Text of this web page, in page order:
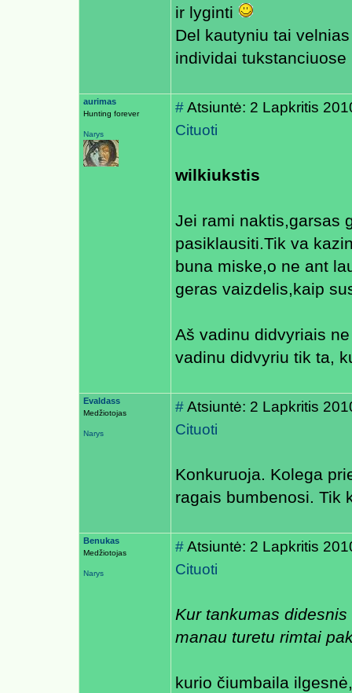
ir lyginti
Del kautyniu tai
individai
aurimas
Hunting forever
Narys
#Atsiuntė: 2 Lapkritis
Cituoti
wilkiukstis
Jei rami naktis,garsas
pasiklausiti.Tik va
buna miske,o ne ant
geras vaizdelis,kaip
Aš vadinu didvyriais
vadinu didvyriu tik ta,
Evaldass
Medžiotojas
Narys
#Atsiuntė: 2 Lapkritis
Cituoti
Konkuruoja. Kolega
ragais bumbenosi. Tik
Benukas
Medžiotojas
Narys
#Atsiuntė: 2 Lapkritis
Cituoti
Kur tankumas
manau turetu rimtai
kurio čiumbaila